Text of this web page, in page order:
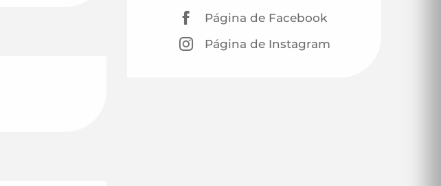
Página de Facebook
Página de Instagram